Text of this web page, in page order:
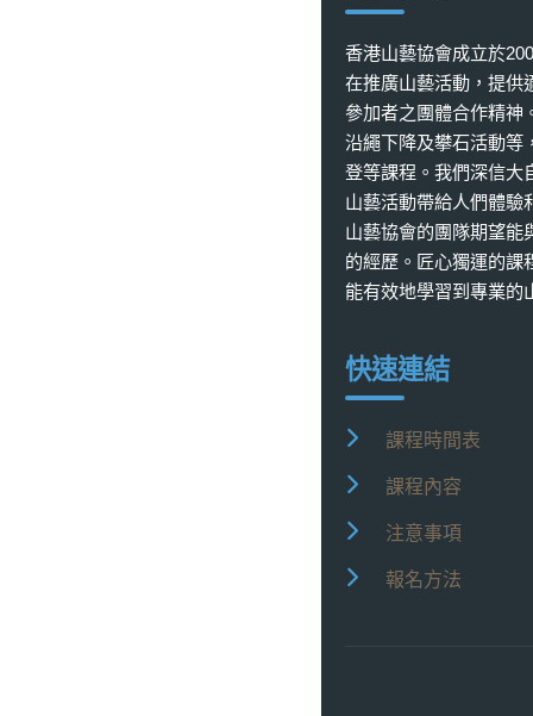
香港山藝協會成立於
在推廣山藝活動，提供
參加者之團體合作精神
沿繩下降及攀石活動等
登等課程。我們深信大
山藝活動帶給人們體驗
山藝協會的團隊期望能
的經歷。匠心獨運的課
能有效地學習到專業的
快速連結
課程時間表
課程內容
注意事項
報名方法